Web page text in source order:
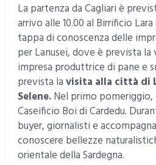
La partenza da Cagliari è
arrivo alle 10.00 al Birrificio
tappa di conoscenza delle
per Lanusei, dove è prevista la
impresa produttrice di pane e
prevista lavisita alla città di
Selene.Nel primo pomeriggio,
Caseificio Boi di Cardedu.
buyer, giornalisti e
conoscere bellezze
orientale della Sardegna.